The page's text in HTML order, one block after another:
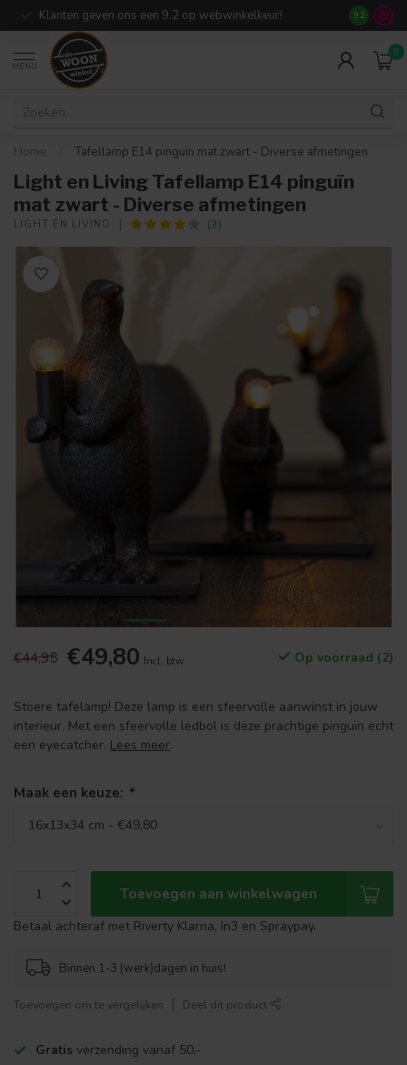
Klanten geven ons een 9,2 op webwinkelkeur! Meer dan
9.2
MENU
0
Home Tafellamp E14 pinguïn mat zwart - Diverse afmetingen
Light en Living Tafellamp E14 pinguïn
mat zwart - Diverse afmetingen
LIGHT EN LIVING (3)
€44,95 €49,80 Incl. btw Op voorraad (2)
Stoere tafelamp! Deze lamp is een sfeervolle aanwinst in jouw
interieur. Met een sfeervolle ledbol is deze prachtige pinguïn echt
een eyecatcher. Lees meer.
Maak een keuze: *
Toevoegen aan winkelwagen
Betaal achteraf met Riverty Klarna, In3 en Spraypay.
Binnen 1-3 (werk)dagen in huis!
Toevoegen om te vergelijken Deel dit product
Gratis verzending vanaf 50,-